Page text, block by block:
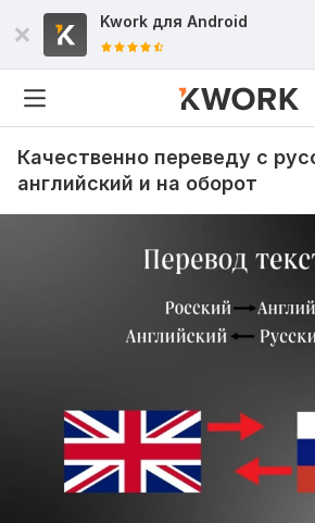
Kwork для Android
Качественно переведу с
английский и на оборот